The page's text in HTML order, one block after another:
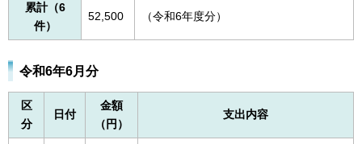
累計（6
件）
52,500 （令和6年度分）
令和6年6月分
区
分
日付
金額
（円）
支出内容